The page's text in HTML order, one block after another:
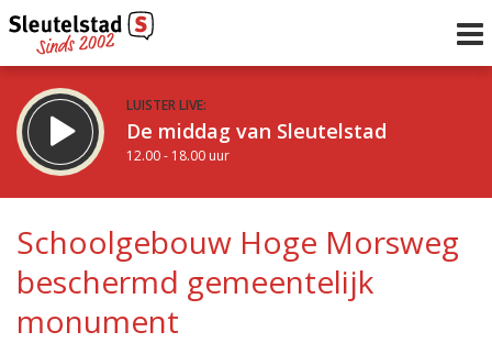
LUISTER LIVE:
De middag van Sleutelstad
12.00 - 18.00 uur
De vrijdagavond met Keanu
18.00 - 19.00 uur
Vorig uur
uur 1 van 0
Inklappen
Schoolgebouw Hoge Morsweg
beschermd gemeentelijk
monument